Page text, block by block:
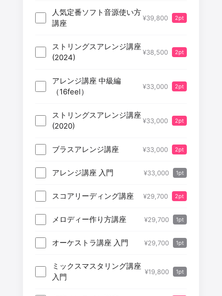
人気定番ソフト音源使い方
講座
¥39,800 2pt
ストリングスアレンジ講座
(2024)
¥38,500 2pt
アレンジ講座 中級編
（16feel）
¥33,000 2pt
ストリングスアレンジ講座
(2020)
¥33,000 2pt
ブラスアレンジ講座 ¥33,000 2pt
アレンジ講座 入門 ¥33,000 1pt
スコアリーディング講座 ¥29,700 2pt
メロディー作り方講座 ¥29,700 1pt
オーケストラ講座 入門 ¥29,700 1pt
ミックスマスタリング講座
入門
¥19,800 1pt